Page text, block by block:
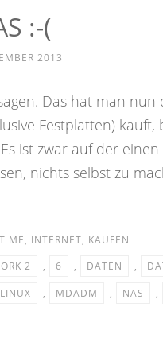
:-(
2013
Das hat man
Festplatten)
ist zwar auf der
nichts selbst zu
ME, INTERNET, KAUFEN
2 , 6 , DATEN ,
LINUX , MDADM , NAS ,